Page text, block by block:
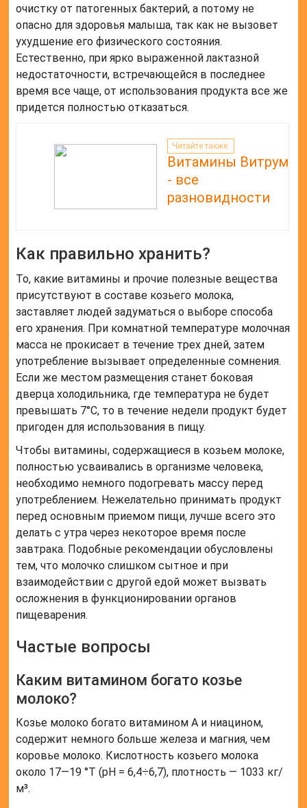
очистку от патогенных бактерий, а потому не
опасно для здоровья малыша, так как не вызовет
ухудшение его физического состояния.
Естественно, при ярко выраженной лактазной
недостаточности, встречающейся в последнее
время все чаще, от использования продукта все же
придется полностью отказаться.
Читайте также:
Витамины Витрум
- все
разновидности
Как правильно хранить?
То, какие витамины и прочие полезные вещества
присутствуют в составе козьего молока,
заставляет людей задуматься о выборе способа
его хранения. При комнатной температуре молочная
масса не прокисает в течение трех дней, затем
употребление вызывает определенные сомнения.
Если же местом размещения станет боковая
дверца холодильника, где температура не будет
превышать 7°С, то в течение недели продукт будет
пригоден для использования в пищу.
Чтобы витамины, содержащиеся в козьем молоке,
полностью усваивались в организме человека,
необходимо немного подогревать массу перед
употреблением. Нежелательно принимать продукт
перед основным приемом пищи, лучше всего это
делать с утра через некоторое время после
завтрака. Подобные рекомендации обусловлены
тем, что молочко слишком сытное и при
взаимодействии с другой едой может вызвать
осложнения в функционировании органов
пищеварения.
Частые вопросы
Каким витамином богато козье
молоко?
Козье молоко богато витамином А и ниацином,
содержит немного больше железа и магния, чем
коровье молоко. Кислотность козьего молока
около 17—19 °Т (рН = 6,4÷6,7), плотность — 1033 кг/
м³.